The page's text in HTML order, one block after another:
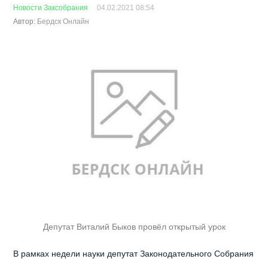
Новости Заксобрания
04.02.2021 08:54
Автор: Бердск Онлайн
Депутат Виталий Быков провёл открытый урок
В рамках недели науки депутат Законодательного Собрания